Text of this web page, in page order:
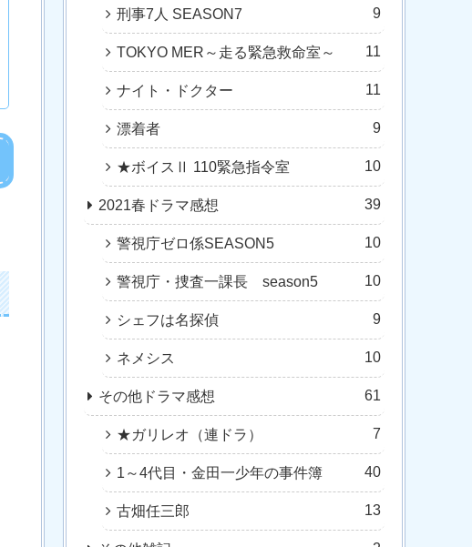
刑事7人 SEASON7 9
TOKYO MER～走る緊急救命室～ 11
ナイト・ドクター 11
漂着者 9
★ボイスⅡ 110緊急指令室 10
2021春ドラマ感想 39
警視庁ゼロ係SEASON5 10
警視庁・捜査一課長 season5 10
シェフは名探偵 9
ネメシス 10
その他ドラマ感想 61
★ガリレオ（連ドラ） 7
1～4代目・金田一少年の事件簿 40
古畑任三郎 13